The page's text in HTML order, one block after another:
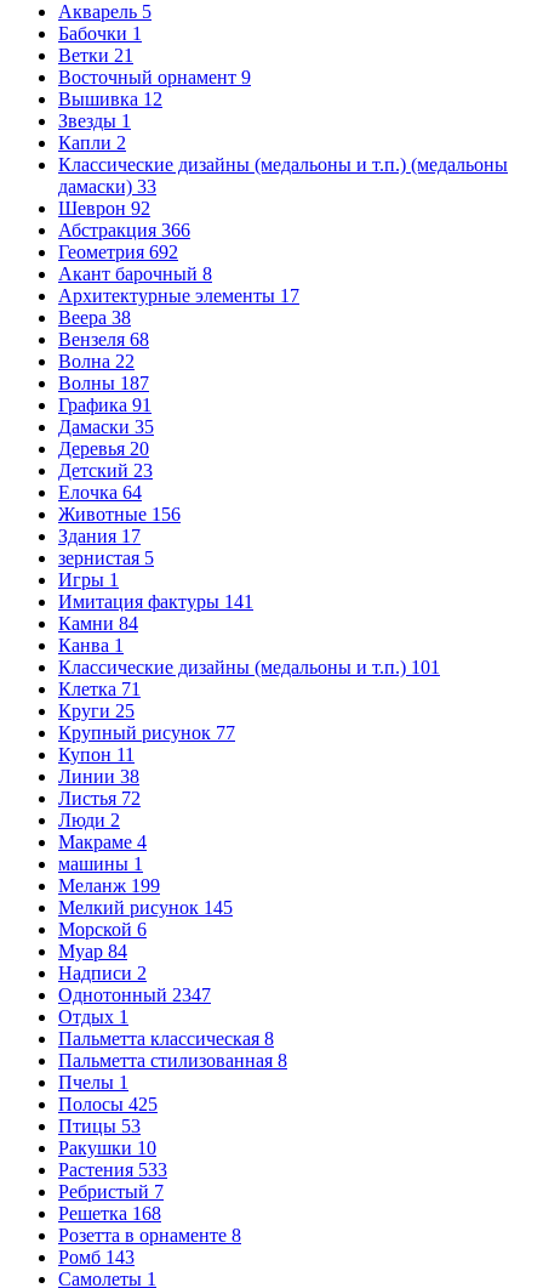
Акварель 5
Бабочки 1
Ветки 21
Восточный орнамент 9
Вышивка 12
Звезды 1
Капли 2
Классические дизайны (медальоны и т.п.) (медальоны
дамаски) 33
Шеврон 92
Абстракция 366
Геометрия 692
Акант барочный 8
Архитектурные элементы 17
Веера 38
Вензеля 68
Волна 22
Волны 187
Графика 91
Дамаски 35
Деревья 20
Детский 23
Елочка 64
Животные 156
Здания 17
зернистая 5
Игры 1
Имитация фактуры 141
Камни 84
Канва 1
Классические дизайны (медальоны и т.п.) 101
Клетка 71
Круги 25
Крупный рисунок 77
Купон 11
Линии 38
Листья 72
Люди 2
Макраме 4
машины 1
Меланж 199
Мелкий рисунок 145
Морской 6
Муар 84
Надписи 2
Однотонный 2347
Отдых 1
Пальметта классическая 8
Пальметта стилизованная 8
Пчелы 1
Полосы 425
Птицы 53
Ракушки 10
Растения 533
Ребристый 7
Решетка 168
Розетта в орнаменте 8
Ромб 143
Самолеты 1